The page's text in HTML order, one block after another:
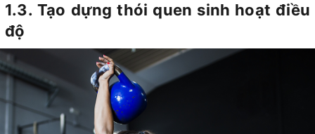
1.3. Tạo dựng thói quen sinh hoạt điều
độ